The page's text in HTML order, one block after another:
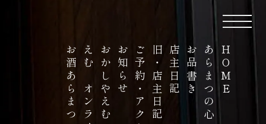
HOME
あらまつの心
お品書き
店主日記
旧・店主日記
ご予約・アクセス
お知らせ
おかしやえむ
お酒あらまつ